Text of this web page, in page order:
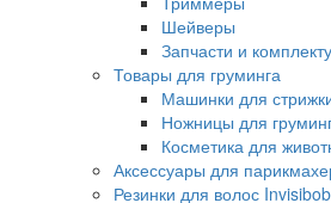
Шейверы
Запчасти и
Товары для груминга
Машинки для
Ножницы для
Косметика для
Аксессуары для
Резинки для волос